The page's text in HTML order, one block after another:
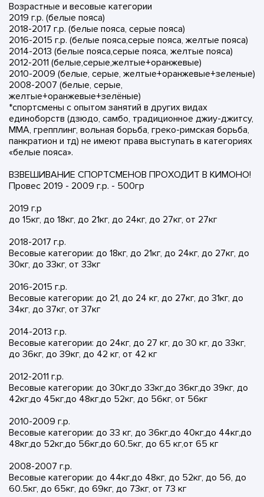
Возрастные и весовые категории
2019 г.р. (белые пояса)
2018-2017 г.р. (белые пояса, серые пояса)
2016-2015 г.р. (белые пояса,серые пояса, желтые пояса)
2014-2013 (белые пояса,серые пояса, желтые пояса)
2012-2011 (белые,серые,желтые+оранжевые)
2010-2009 (белые, серые, желтые+оранжевые+зеленые)
2008-2007 (белые, серые,
желтые+оранжевые+зелёные)
*спортсмены с опытом занятий в других видах
единоборств (дзюдо, самбо, традиционное джиу-джитсу,
ММА, грепплинг, вольная борьба, греко-римская борьба,
панкратион и тд) не имеют права выступать в категориях
«белые пояса».
ВЗВЕШИВАНИЕ СПОРТСМЕНОВ ПРОХОДИТ В КИМОНО!
Провес 2019 - 2009 г.р. - 500гр
2019 г.р
до 15кг, до 18кг, до 21кг, до 24кг, до 27кг, от 27кг
2018-2017 г.р.
Весовые категории: до 18кг, до 21кг, до 24кг, до 27кг, до
30кг, до 33кг, от 33кг
2016-2015 г.р.
Весовые категории: до 21, до 24 кг, до 27кг, до 31кг, до
34кг, до 37кг, от 37кг
2014-2013 г.р.
Весовые категории: до 24кг, до 27 кг, до 30 кг, до 33кг,
до 36кг, до 39кг, до 42 кг, от 42 кг
2012-2011 г.р.
Весовые категории: до 30кг,до 33кг,до 36кг,до 39кг, до
42кг,до 45кг,до 48кг,до 52кг, до 56кг, от 56кг
2010-2009 г.р.
Весовые категории: до 33 кг, до 36кг,до 40кг,до 44кг,до
48кг,до 52кг,до 56кг,до 60.5кг, до 65 кг,от 65 кг
2008-2007 г.р.
Весовые категории: до 44кг,до 48кг, до 52кг, до 56, до
60.5кг, до 65кг, до 69кг, до 73кг, от 73 кг